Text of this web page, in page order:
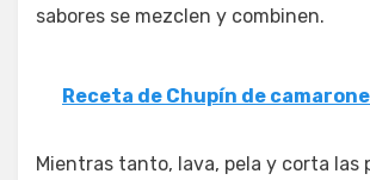
sabores se mezclen y combinen.
Receta de Chupín de
Mientras tanto, lava, pela y corta las